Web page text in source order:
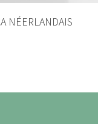
AU PANIER
NÉERLANDAIS